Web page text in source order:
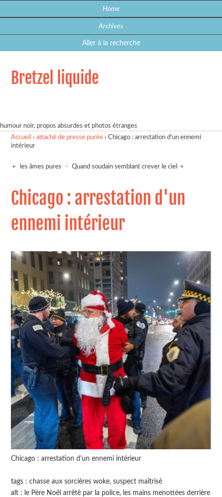
Home
Archives
Aller à la recherche
Bretzel liquide
humour noir, propos absurdes et photos étranges
Accueil ›attaché de presse purée ›Chicago : arrestation d'un ennemi
intérieur
les âmes pures - Quand soudain semblant crever le ciel
Chicago : arrestation d'un
ennemi intérieur
Chicago : arrestation d'un ennemi intérieur
tags : chasse aux sorcières woke, suspect maîtrisé
alt : le Père Noël arrêté par la police, les mains menottées derrière